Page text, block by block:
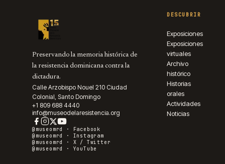
Preservando la memoria histórica de
la resistencia dominicana contra la
dictadura.
Calle Arzobispo Nouel 210 Ciudad
Colonial, Santo Domingo
+1 809 688 4440
info@museodelaresistencia.org
@museomrd ·
Facebook
@museomrd · Instagram
@museomrd · X / Twitter
@museomrd · YouTube
DESCUBRIR
Exposiciones
Exposiciones
virtuales
Archivo
histórico
Historias
orales
Actividades
Noticias